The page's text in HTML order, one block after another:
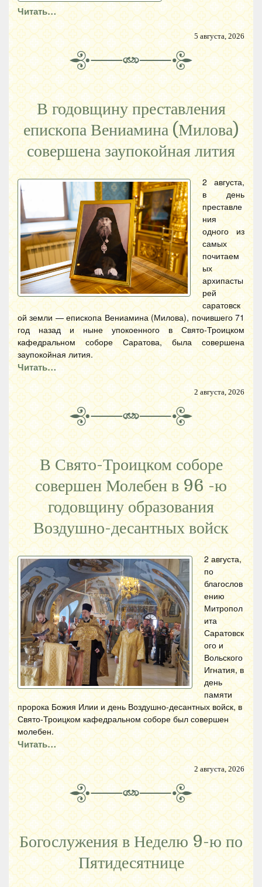
Читать…
5 августа, 2026
В годовщину преставления
епископа Вениамина (Милова)
совершена заупокойная лития
2 августа,
в день
преставле
ния
одного из
самых
почитаем
ых
архипасты
рей
саратовск
ой земли — епископа Вениамина (Милова), почившего 71
год назад и ныне упокоенного в Свято-Троицком
кафедральном соборе Саратова, была совершена
заупокойная лития.
Читать…
2 августа, 2026
В Свято-Троицком соборе
совершен Молебен в 96 -ю
годовщину образования
Воздушно-десантных войск
2 августа,
по
благослов
ению
Митропол
ита
Саратовск
ого и
Вольского
Игнатия, в
день
памяти
пророка Божия Илии и день Воздушно-десантных войск, в
Свято-Троицком кафедральном соборе был совершен
молебен.
Читать…
2 августа, 2026
Богослужения в Неделю 9-ю по
Пятидесятнице